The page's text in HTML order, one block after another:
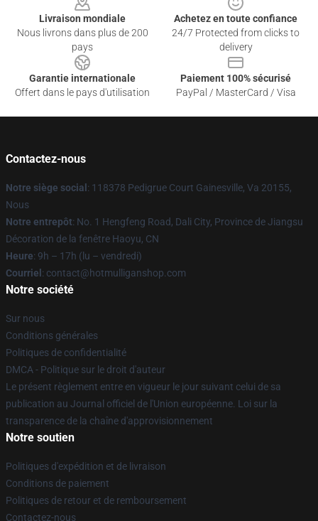
Livraison mondiale
Nous livrons dans plus de 200
pays
Achetez en toute confiance
24/7 Protected from clicks to
delivery
Garantie internationale
Offert dans le pays d'utilisation
Paiement 100% sécurisé
PayPal / MasterCard / Visa
Contactez-nous
Notre siège social : 118378 Pedigrue Court Gainesville, Va 20155,
Nous
Notre entrepôt: No. 1 Hengfeng Road, Dali City, Province de Jiangsu
Décoration de la fenêtre Haoyu, CN
Heure: 9h – 17h (lu – vendredi)
Courriel : contact@hotmulliganshop.com
Notre société
Sur nous
Conditions générales
Politiques de confidentialité
DMCA - Politique sur le droit d'auteur
Le présent règlement entre en vigueur le jour suivant celui de sa
publication au Journal officiel de l'Union européenne. Loi sur la
transparence de la chaîne d'approvisionnement
Notre soutien
Politiques d'expédition et de livraison
Conditions de paiement
Politiques de retour et de remboursement
Contactez-nous